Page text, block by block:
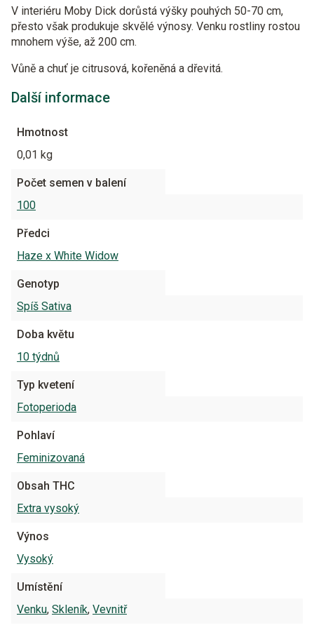
V interiéru Moby Dick dorůstá výšky pouhých 50-70 cm,
přesto však produkuje skvělé výnosy. Venku rostliny rostou
mnohem výše, až 200 cm.
Vůně a chuť je citrusová, kořeněná a dřevitá.
Další informace
Hmotnost
0,01 kg
Počet semen v balení
100
Předci
Haze x White Widow
Genotyp
Spíš Sativa
Doba květu
10 týdnů
Typ kvetení
Fotoperioda
Pohlaví
Feminizovaná
Obsah THC
Extra vysoký
Výnos
Vysoký
Umístění
Venku, Skleník, Vevnitř